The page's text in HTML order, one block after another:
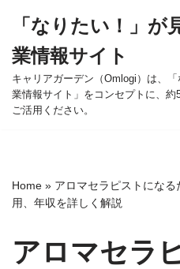
ン
テ
ン
ツ
ッ
プ
「なりたい！」が
業情報サイト
キャリアガーデン（Omlogi）は、
業情報サイト」をコンセプトに、約
ご活用ください。
Home » アロマセラピストにな
用、年収を詳しく解説
アロマセラ